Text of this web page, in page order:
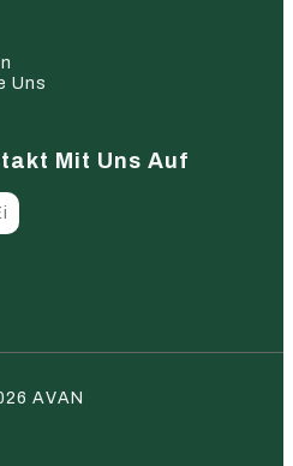
Uns
Mit Uns Auf
AVAN